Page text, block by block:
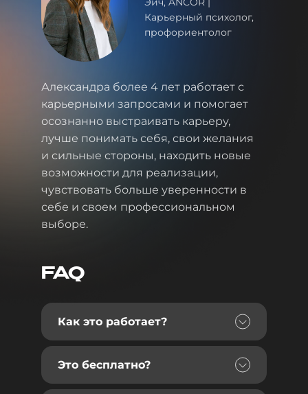
Карьерный психолог,
профориентолог
Александра более 4 лет работает с
карьерными запросами и помогает
осознанно выстраивать карьеру,
лучше понимать себя, свои желания
и сильные стороны, находить новые
возможности для реализации,
чувствовать больше уверенности в
себе и своем профессиональном
выборе.
FAQ
Как это работает?
Это бесплатно?